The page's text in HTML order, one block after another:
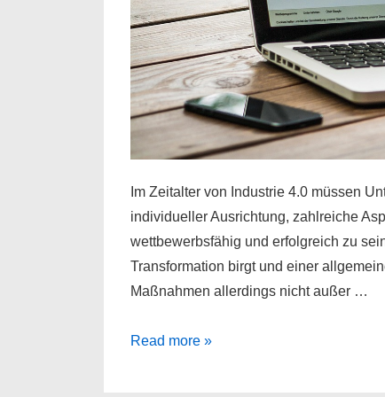
Im Zeitalter von Industrie 4.0 müssen
individueller Ausrichtung, zahlreiche
wettbewerbsfähig und erfolgreich zu
Transformation birgt und einer
Maßnahmen allerdings nicht außer …
SEO
Read more »